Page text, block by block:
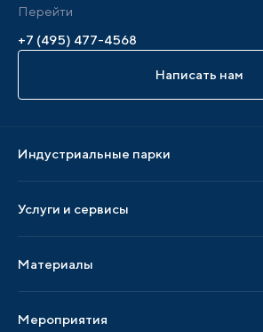
Перейти
+7 (495) 477-4568
Написать нам
Индустриальные парки
Парки по регионам
Услуги и сервисы
Услуги по локализации
Материалы
Публикации СМИ и статьи
Мероприятия